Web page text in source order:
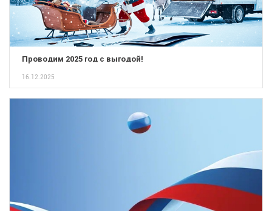
Проводим 2025 год с выгодой!
16.12.2025